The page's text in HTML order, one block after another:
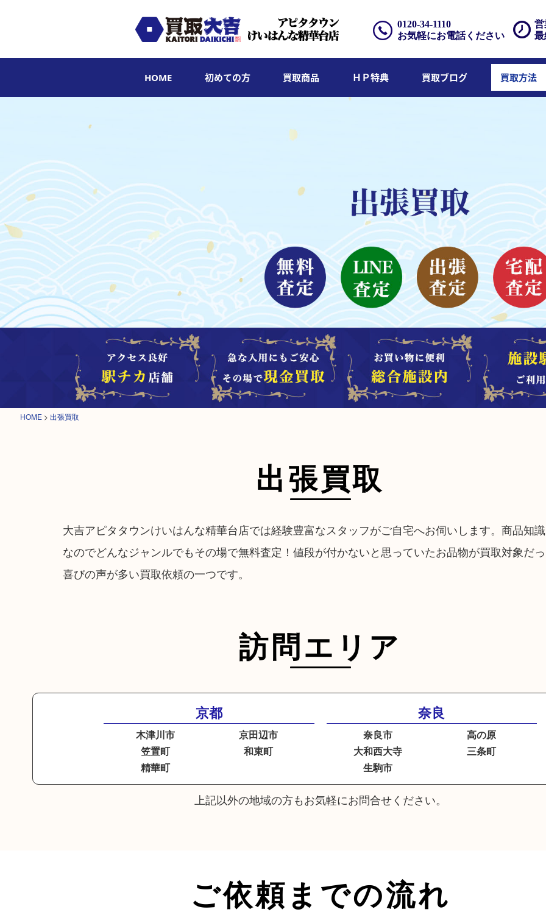
営
最
0120-34-1110
お気軽にお電話ください
HOME 初めての方 買取商品 ＨＰ特典 買取ブログ 買取方法
HOME > 出張買取
出張買取
大吉アピタタウンけいはんな精華台店では経験豊富なスタッフがご自宅へお伺いします。商品知
なのでどんなジャンルでもその場で無料査定！値段が付かないと思っていたお品物が買取対象だ
喜びの声が多い買取依頼の一つです。
訪問エリア
京都
木津川市
京田辺市
笠置町
和束町
精華町
奈良
奈良市
高の原
大和西大寺
三条町
生駒市
上記以外の地域の方もお気軽にお問合せください。
ご依頼までの流れ